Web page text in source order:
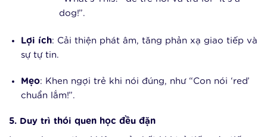
dog!”.
Lợi ích: Cải thiện phát âm, tăng phản xạ giao tiếp và
sự tự tin.
Mẹo: Khen ngợi trẻ khi nói đúng, như “Con nói ‘red’
chuẩn lắm!”.
5. Duy trì thói quen học đều đặn